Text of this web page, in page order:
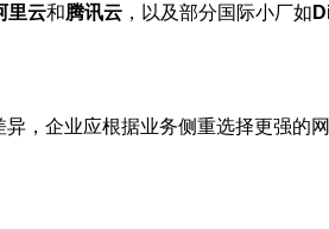
里云和腾讯云 ，以及部分国际小厂如
，企业应根据业务侧重选择更强的